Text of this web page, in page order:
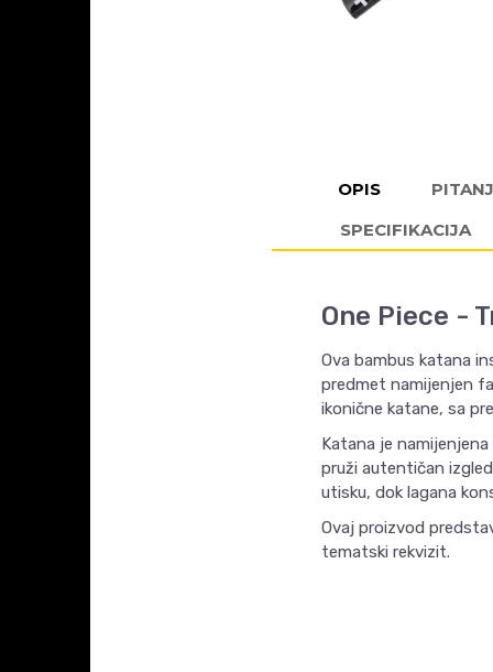
OPIS
SPECIFIKACIJA
One Piece -
Ova bambus katana
predmet namijenjen
ikonične katane, sa
Katana je
pruži autentičan
utisku, dok lagana
Ovaj proizvod
tematski rekvizit.